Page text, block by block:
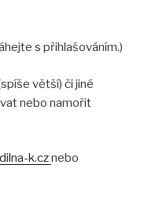
s přihlašováním.)
větší) či jiné
nebo namořit
dilna-k.cznebo